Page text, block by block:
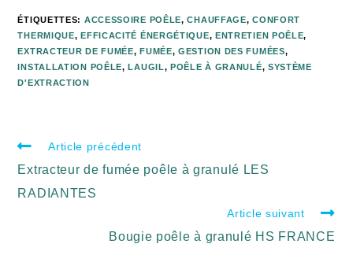
ÉTIQUETTES: ACCESSOIRE POÊLE, CHAUFFAGE, CONFORT
THERMIQUE, EFFICACITÉ ÉNERGÉTIQUE, ENTRETIEN POÊLE,
EXTRACTEUR DE FUMÉE, FUMÉE, GESTION DES FUMÉES,
INSTALLATION POÊLE, LAUGIL, POÊLE À GRANULÉ, SYSTÈME
D'EXTRACTION
Article précédent
Extracteur de fumée poêle à granulé LES
RADIANTES
Article suivant
Bougie poêle à granulé HS FRANCE